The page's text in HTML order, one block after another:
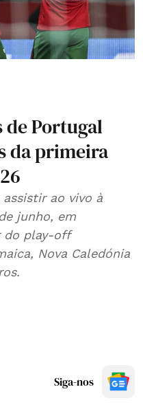
de Portugal
da primeira
ao vivo à
junho, em
do play-off
Nova Caledónia
Siga-nos